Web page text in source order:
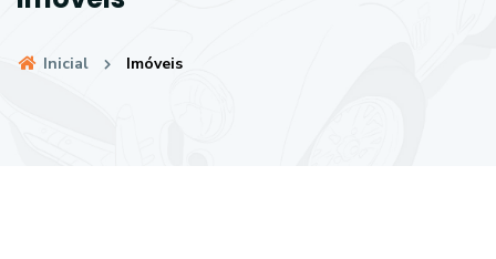
Inicial Imóveis